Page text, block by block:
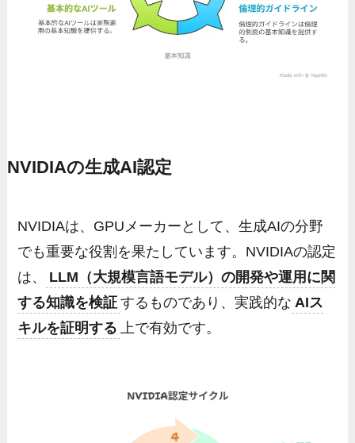
NVIDIAの生成AI認定
NVIDIAは、GPUメーカーとして、生成AIの分野
でも重要な役割を果たしています。NVIDIAの認定
は、
LLM（大規模言語モデル）の開発や運用に関
する知識を検証 するものであり、実践的な AIス
キルを証明する
上で有効です。